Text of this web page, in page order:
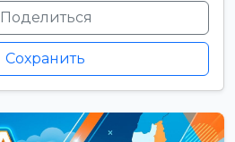
Поделиться
Сохранить